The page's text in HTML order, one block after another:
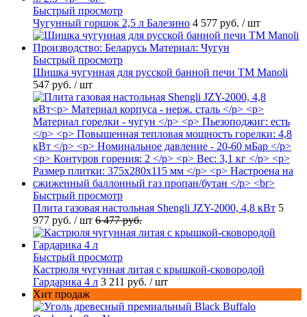
Быстрый просмотр
Чугунный горшок 2,5 л Балезино 4 577 руб. / шт
Быстрый просмотр
Шишка чугунная для русской банной печи ТМ Manoli
547 руб. / шт
Быстрый просмотр
Плита газовая настольная Shengli JZY-2000, 4,8 кВт 5
977 руб. / шт 6 477 руб.
Быстрый просмотр
Кастрюля чугунная литая с крышкой-сковородой
Гардарика 4 л 3 211 руб. / шт
Хит продаж